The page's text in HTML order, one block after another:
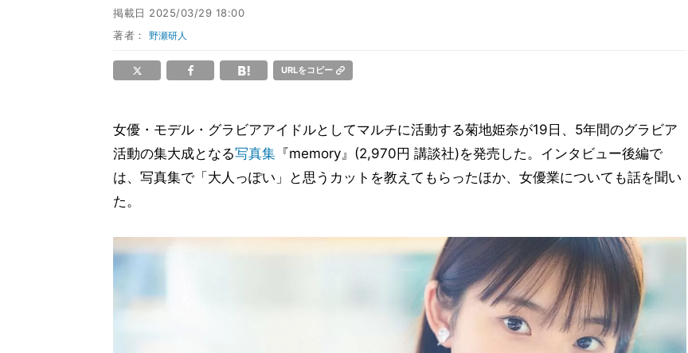
掲載日 2025/03/29 18:00
著者：野瀬研人
URLをコピー
女優・モデル・グラビアアイドルとしてマルチに活動する菊地姫奈が19日、5年間のグラビア
活動の集大成となる写真集 『memory』(2,970円 講談社)を発売した。インタビュー後編で
は、写真集で「大人っぽい」と思うカットを教えてもらったほか、女優業についても話を聞い
た。